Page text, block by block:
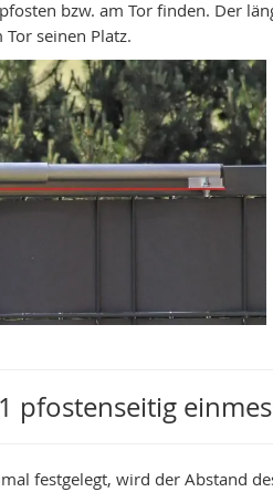
bzw. am Tor finden. Der
seinen Platz.
pfostenseitig
festgelegt, wird der Abstand